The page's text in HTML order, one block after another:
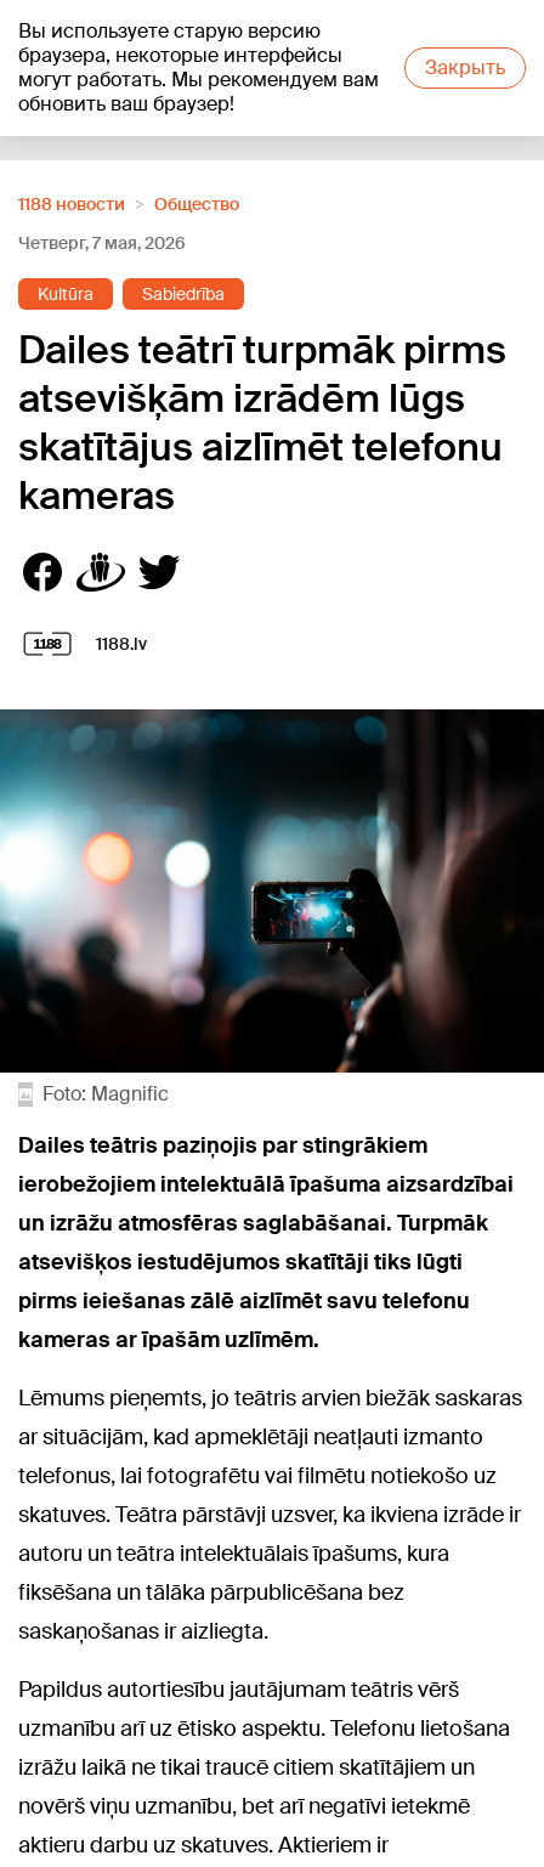
Вы используете старую версию
браузера, некоторые интерфейсы
могут работать. Мы рекомендуем вам
обновить ваш браузер!
Закрыть
+18°C
1188 новости
Oбщество
Четверг, 7 мая, 2026
Kultūra Sabiedrība
Dailes teātrī turpmāk pirms
atsevišķām izrādēm lūgs
skatītājus aizlīmēt telefonu
kameras
1188.lv
Foto: Magnific
Dailes teātris paziņojis par stingrākiem
ierobežojiem intelektuālā īpašuma aizsardzībai
un izrāžu atmosfēras saglabāšanai. Turpmāk
atsevišķos iestudējumos skatītāji tiks lūgti
pirms ieiešanas zālē aizlīmēt savu telefonu
kameras ar īpašām uzlīmēm.
Lēmums pieņemts, jo teātris arvien biežāk saskaras
ar situācijām, kad apmeklētāji neatļauti izmanto
telefonus, lai fotografētu vai filmētu notiekošo uz
skatuves. Teātra pārstāvji uzsver, ka ikviena izrāde ir
autoru un teātra intelektuālais īpašums, kura
fiksēšana un tālāka pārpublicēšana bez
saskaņošanas ir aizliegta.
Papildus autortiesību jautājumam teātris vērš
uzmanību arī uz ētisko aspektu. Telefonu lietošana
izrāžu laikā ne tikai traucē citiem skatītājiem un
novērš viņu uzmanību, bet arī negatīvi ietekmē
aktieru darbu uz skatuves. Aktieriem ir